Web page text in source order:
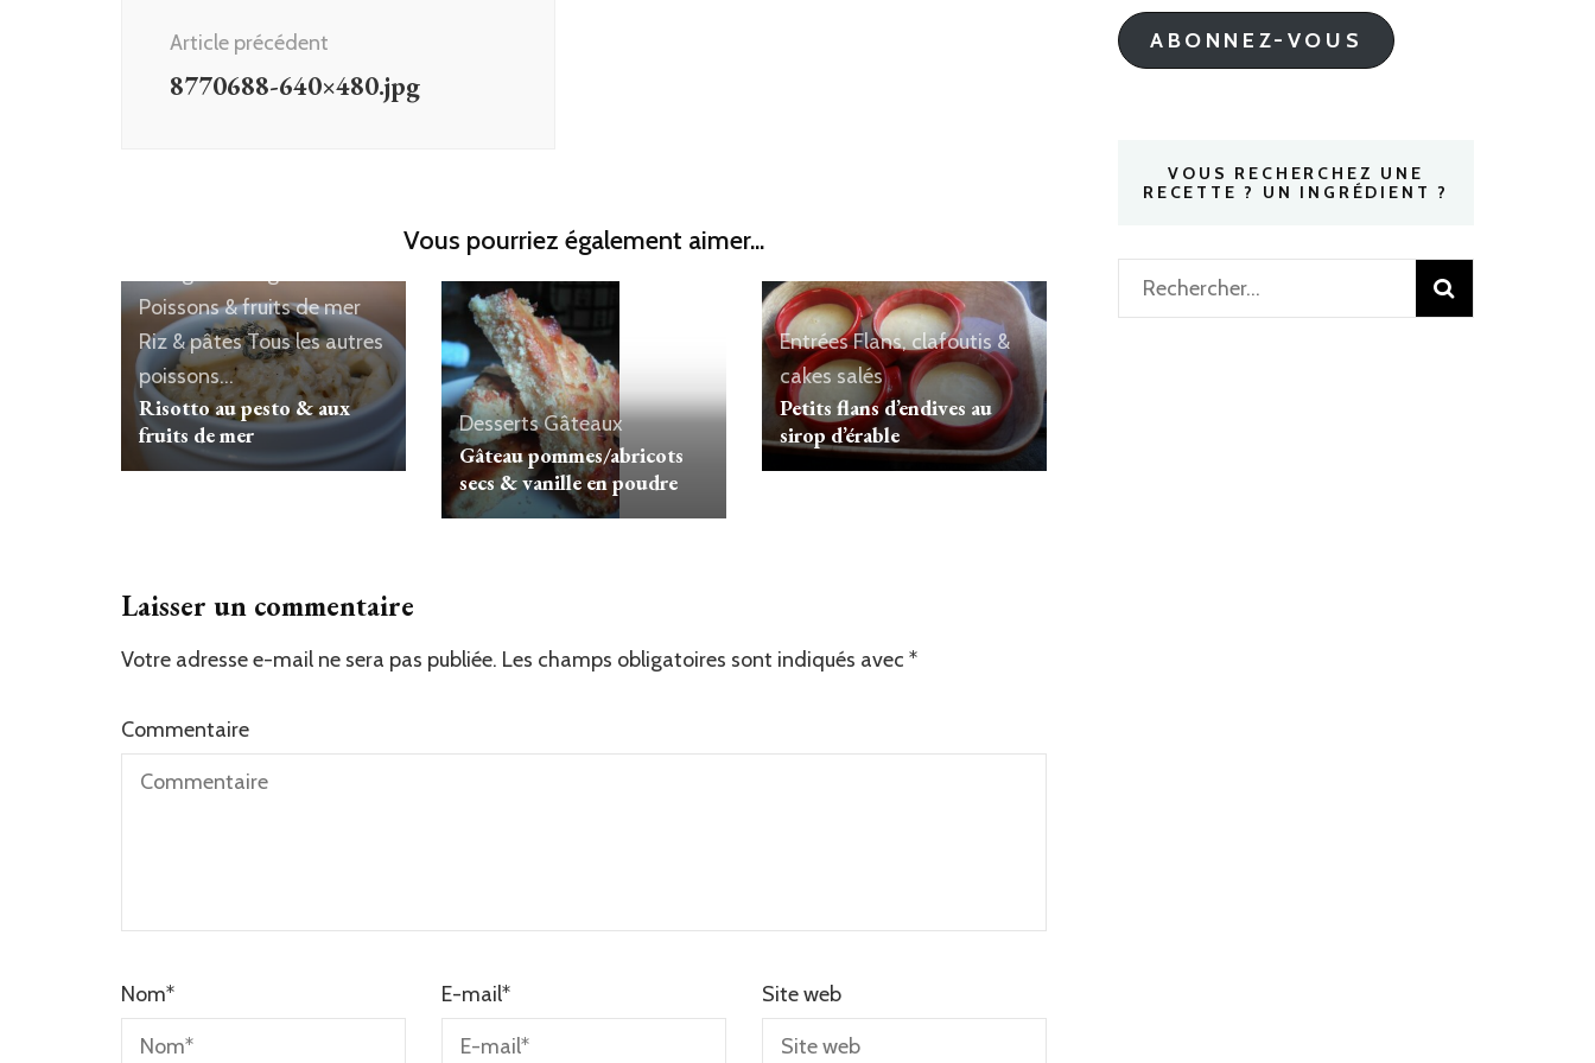
d'article
Article précédent
8770688-640×480.jpg
Vous pourriez également aimer...
Poissons & fruits de mer
Riz & pâtesTous les autres
poissons...
Risotto au pesto & aux
fruits de mer
DessertsGâteaux
Gâteau pommes/abricots
secs & vanille en poudre
EntréesFlans, clafoutis &
cakes salés
Petits flans d’endives au
sirop d’érable
Laisser un commentaire
Votre adresse e-mail ne sera pas publiée. Les champs obligatoires sont indiqués avec *
Commentaire
Nom* E-mail* Site web
mail
ABONNEZ-VOUS
VOUS RECHERCHEZ UNE
RECETTE ? UN INGRÉDIENT ?
Rechercher :